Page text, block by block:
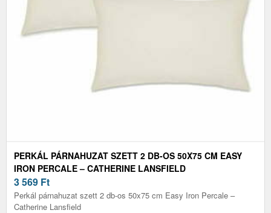
PERKÁL PÁRNAHUZAT SZETT 2 DB-OS 50X75 CM EASY
IRON PERCALE – CATHERINE LANSFIELD
3 569 Ft
Perkál párnahuzat szett 2 db-os 50x75 cm Easy Iron Percale –
Catherine Lansfield